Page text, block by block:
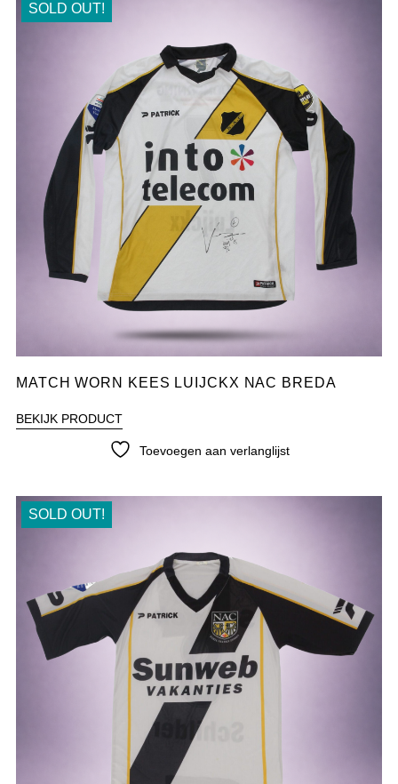
SOLD OUT!
MATCH WORN KEES LUIJCKX NAC BREDA
BEKIJK PRODUCT
Toevoegen aan verlanglijst
SOLD OUT!